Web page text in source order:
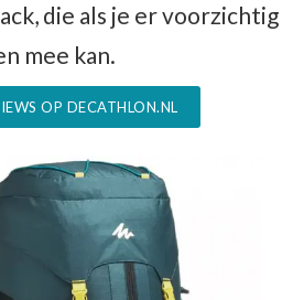
die als je er voorzichtig
mee kan.
OP DECATHLON.NL